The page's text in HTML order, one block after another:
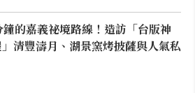
的嘉義祕境路線！造訪「台版神
清豐濤月、湖景窯烤披薩與人氣私